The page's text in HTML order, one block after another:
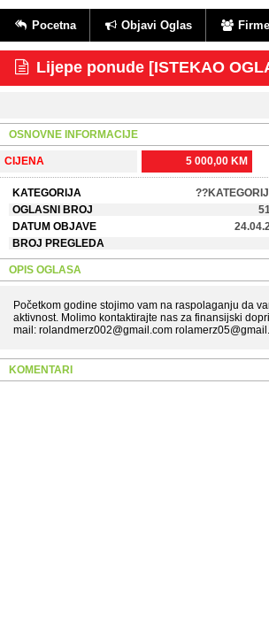
Pocetna Objavi Oglas Firme
Lijepe ponude [ISTEKAO
OSNOVNE INFORMACIJE
CIJENA 5 000,00 KM
KATEGORIJA
OGLASNI BROJ
DATUM OBJAVE
BROJ PREGLEDA
OPIS OGLASA
Početkom godine stojimo vam na raspolaganju da
aktivnost. Molimo kontaktirajte nas za finansijski
mail: rolandmerz002@gmail.com
KOMENTARI